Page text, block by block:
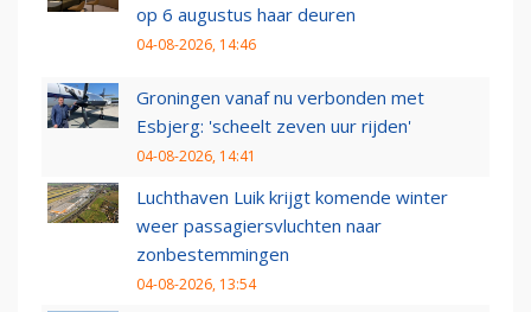
op 6 augustus haar deuren
04-08-2026, 14:46
Groningen vanaf nu verbonden met
Esbjerg: 'scheelt zeven uur rijden'
04-08-2026, 14:41
Luchthaven Luik krijgt komende winter
weer passagiersvluchten naar
zonbestemmingen
04-08-2026, 13:54